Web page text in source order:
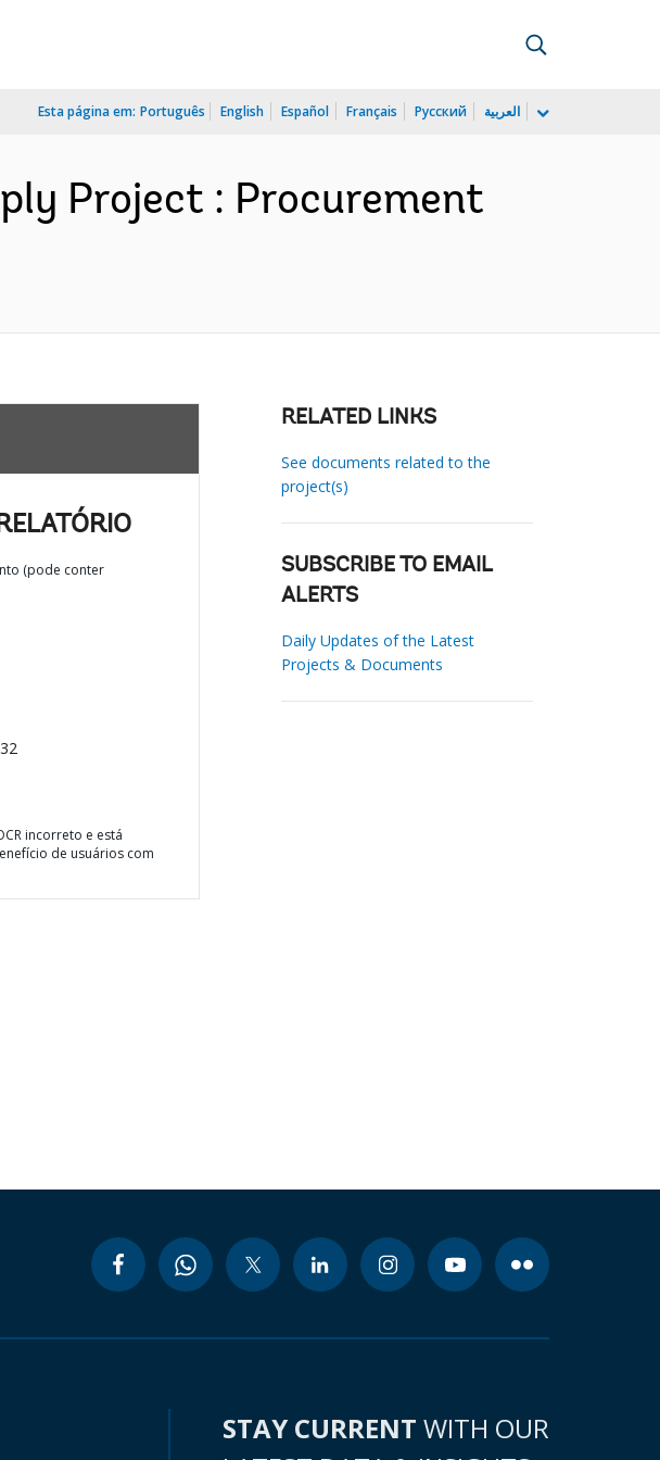
Esta página em: Português English Español Français Русский العربية
Project : Procurement
(pode conter
incorreto e está
de usuários com
RELATED LINKS
See documents related to the
project(s)
SUBSCRIBE TO EMAIL
ALERTS
Daily Updates of the Latest
Projects & Documents
STAY CURRENT WITH OUR